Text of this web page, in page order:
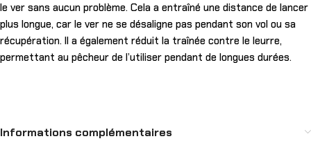
le ver sans aucun problème. Cela a entraîné une distance de lancer
plus longue, car le ver ne se désaligne pas pendant son vol ou sa
récupération. Il a également réduit la traînée contre le leurre,
permettant au pêcheur de l’utiliser pendant de longues durées.
Informations complémentaires